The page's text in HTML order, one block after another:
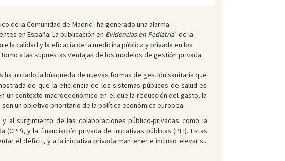
de la Comunidad de Madrid1ha generado una alarma
en España. La publicación en Evidencias en Pediatría2de la
la calidad y la eficacia de la medicina pública y privada en los
a las supuestas ventajas de los modelos de gestión privada
iniciado la búsqueda de nuevas formas de gestión sanitaria que
de que la eficiencia de los sistemas públicos de salud es
un contexto macroeconómico en el que la reducción del gasto, la
un objetivo prioritario de la política económica europea.
al surgimiento de las colaboraciones público-privadas como la
y la financiación privada de iniciativas públicas (PFI). Estas
el déficit, y a la iniciativa privada mantener e incluso elevar su